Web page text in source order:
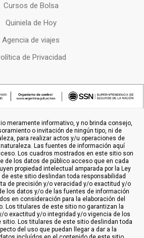
Cursos de Bolsa
Quiniela de Hoy
Agencia de viajes
de Privacidad
meramente informativo, y no brinda consejo,
o invitación de ningún tipo, ni de
para realizar actos y/u operaciones de
Las fuentes de información aquí
Los cuadros mostrados en este sitio son
de los datos de público acceso que en cada
propiedad intelectual amparada por la Ley
de este sitio deslindan toda responsabilidad
de precisión y/o veracidad y/o exactitud y/o
los datos y/o de las fuentes de información
en consideración para la elaboración del
Los titulares de este sitio no garantizan la
o exactitud y/o integridad y/o vigencia de los
Los titulares de este sitio deslindan toda
del uso que puedan llegar a dar a la